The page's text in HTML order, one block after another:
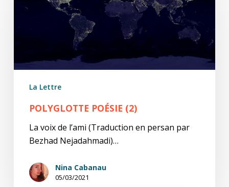
La Lettre
POLYGLOTTE POÉSIE (2)
La voix de l’ami (Traduction en persan par
Bezhad Nejadahmadi)…
Nina Cabanau
05/03/2021